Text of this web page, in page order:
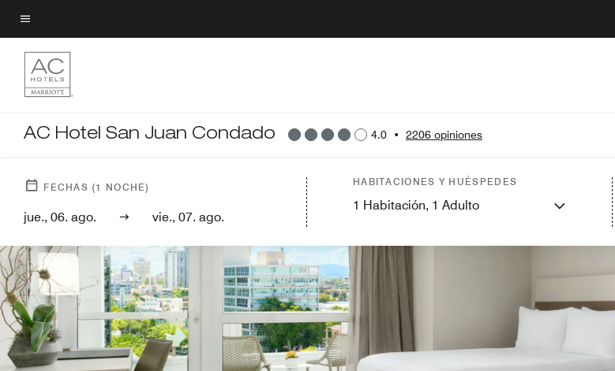
Skip
to
main
content
Texto del menú
AC Hotel San Juan Condado 4.0 • 2206 opiniones
FECHAS (1 NOCHE)
jue., 06. ago. vie., 07. ago.
HABITACIONES Y HUÉSPEDES
1 Habitación, 1 Adulto